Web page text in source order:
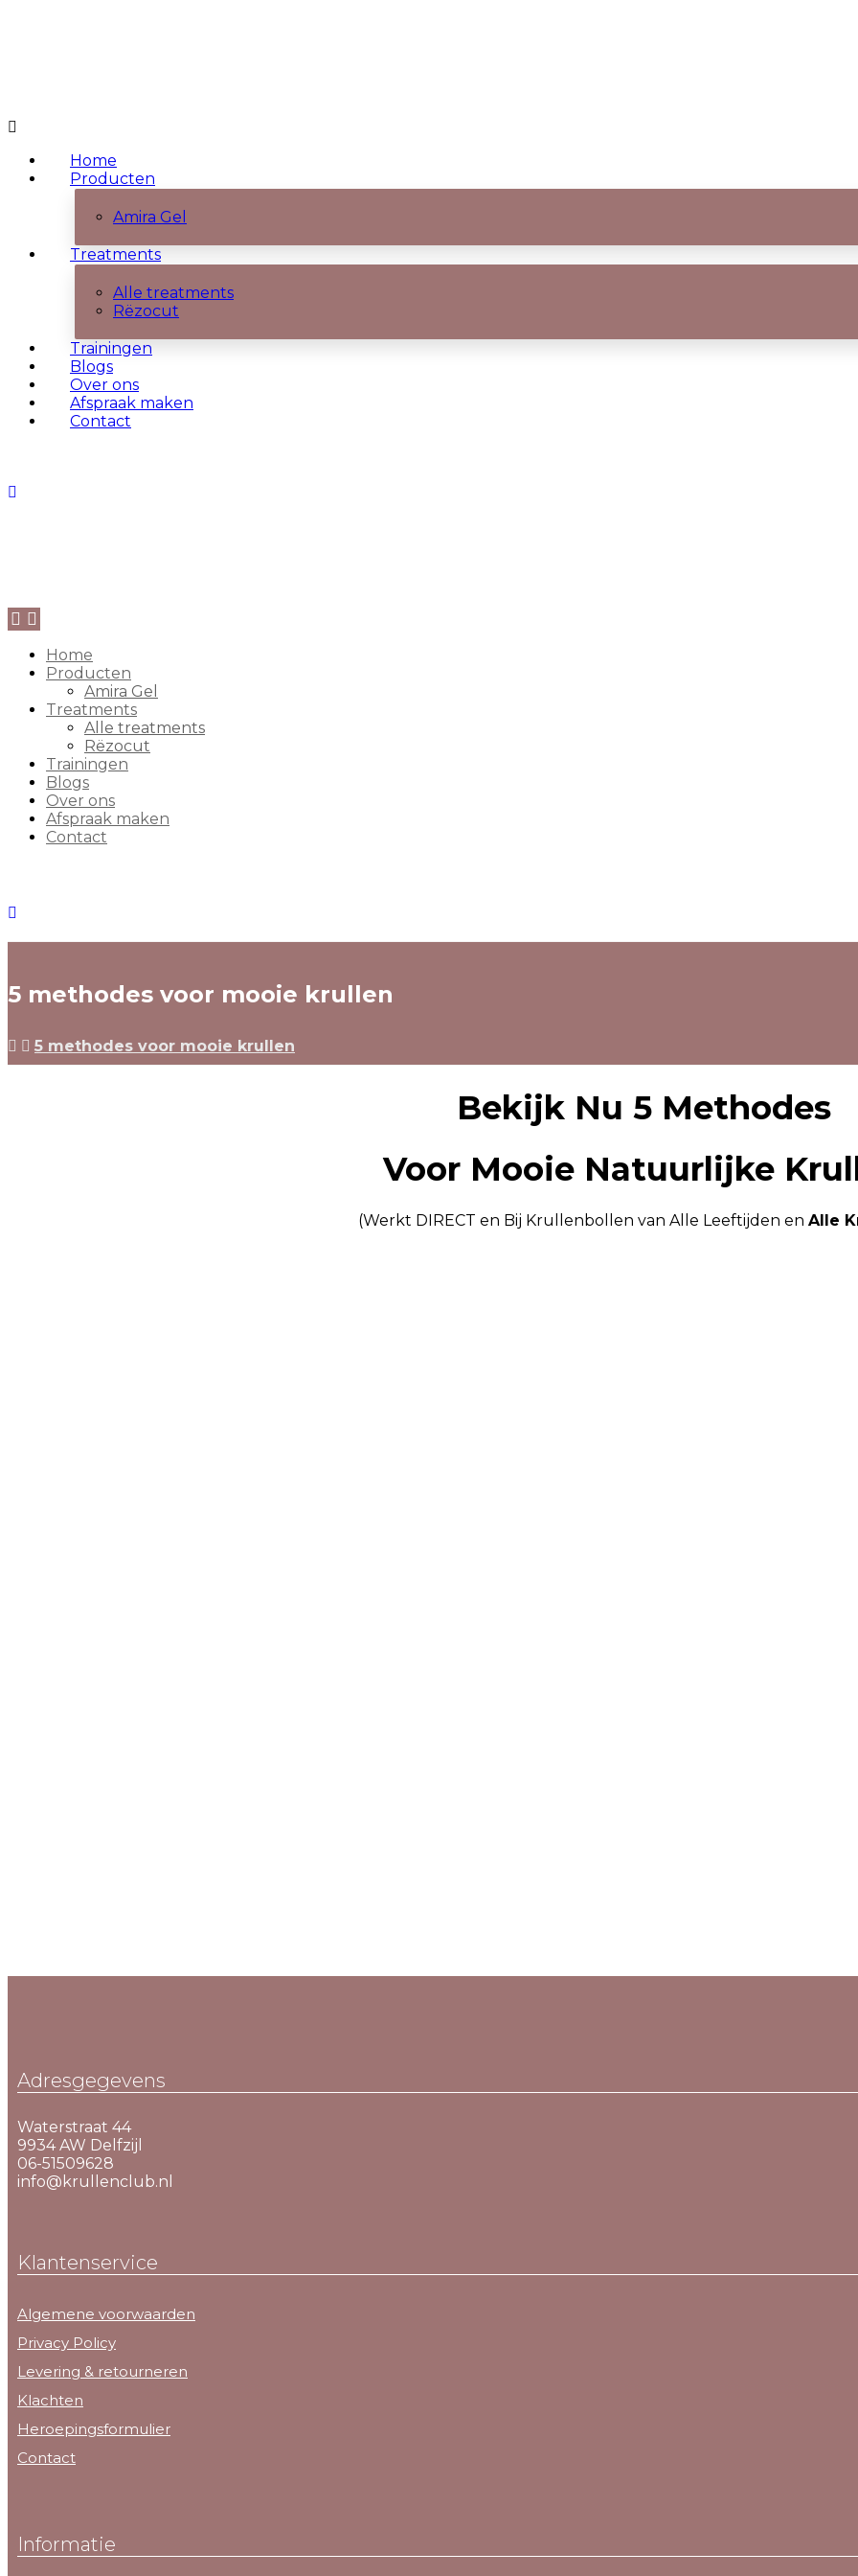
Home
Producten
Amira Gel
Treatments
Alle treatments
Rëzocut
Trainingen
Blogs
Over ons
Afspraak maken
Contact
Home
Producten
Amira Gel
Treatments
Alle treatments
Rëzocut
Trainingen
Blogs
Over ons
Afspraak maken
Contact
5 methodes voor mooie krullen
5 methodes voor mooie krullen
Bekijk Nu 5 Methodes
Voor Mooie Natuurlijke
(Werkt DIRECT en Bij Krullenbollen van Alle Leeftijden en Alle
Adresgegevens
Waterstraat 44
9934 AW Delfzijl
06-51509628
info@krullenclub.nl
Klantenservice
Algemene voorwaarden
Privacy Policy
Levering & retourneren
Klachten
Heroepingsformulier
Contact
Informatie